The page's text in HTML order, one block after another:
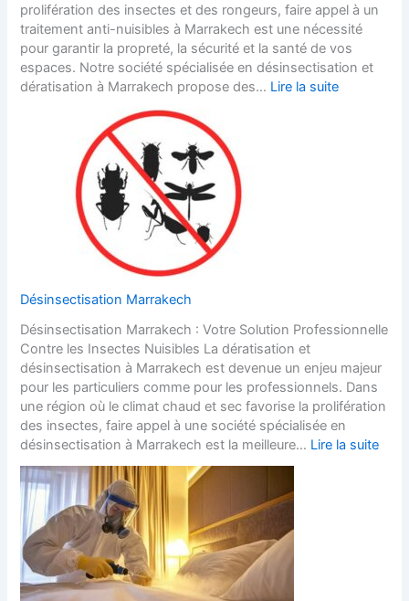
prolifération des insectes et des rongeurs, faire appel à un
traitement anti-nuisibles à Marrakech est une nécessité
pour garantir la propreté, la sécurité et la santé de vos
espaces. Notre société spécialisée en désinsectisation et
dératisation à Marrakech propose des… Lire la suite
Désinsectisation Marrakech
Désinsectisation Marrakech : Votre Solution Professionnelle
Contre les Insectes Nuisibles La dératisation et
désinsectisation à Marrakech est devenue un enjeu majeur
pour les particuliers comme pour les professionnels. Dans
une région où le climat chaud et sec favorise la prolifération
des insectes, faire appel à une société spécialisée en
désinsectisation à Marrakech est la meilleure… Lire la suite